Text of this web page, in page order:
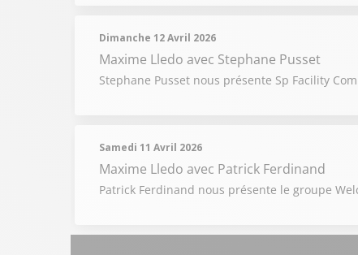
Dimanche 12 Avril 2026
Maxime Lledo avec Stephane Pusset
Stephane Pusset nous présente Sp Facility
Samedi 11 Avril 2026
Maxime Lledo avec Patrick Ferdinand
Patrick Ferdinand nous présente le groupe